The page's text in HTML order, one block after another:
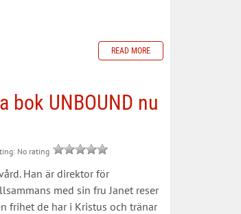
READ MORE
bok UNBOUND nu
No rating
Han är direktor för
med sin fru Janet reser
frihet de har i Kristus och tränar